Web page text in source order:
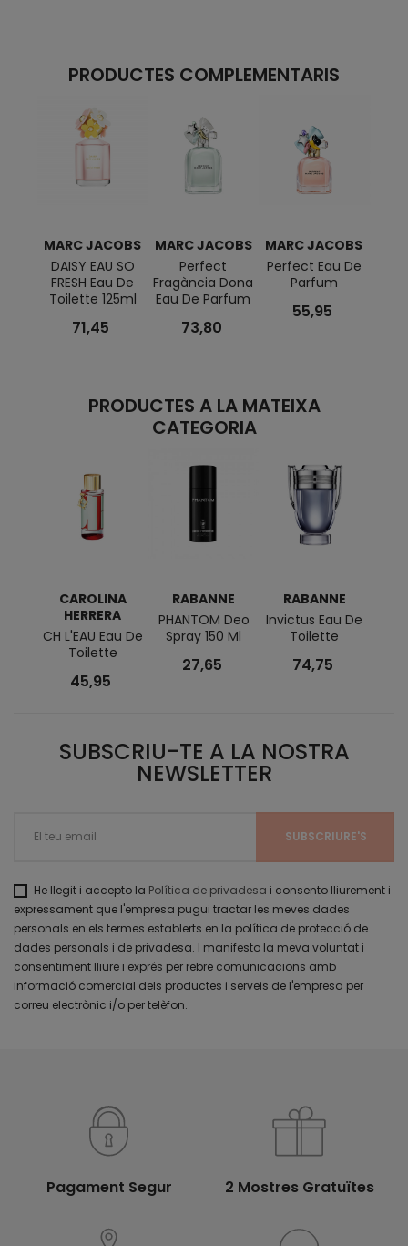
PRODUCTES COMPLEMENTARIS
MARC JACOBS
DAISY EAU SO
FRESH Eau De
Toilette 125ml
71,45
MARC JACOBS
Perfect
Fragància Dona
Eau De Parfum
73,80
MARC JACOBS
Perfect Eau De
Parfum
55,95
PRODUCTES A LA MATEIXA
CATEGORIA
CAROLINA
HERRERA
CH L'EAU Eau De
Toilette
45,95
RABANNE
PHANTOM Deo
Spray 150 Ml
27,65
RABANNE
Invictus Eau De
Toilette
74,75
SUBSCRIU-TE A LA NOSTRA
NEWSLETTER
He llegit i accepto la Política de privadesa i consento lliurement i
expressament que l'empresa pugui tractar les meves dades
personals en els termes establerts en la política de protecció de
dades personals i de privadesa. I manifesto la meva voluntat i
consentiment lliure i exprés per rebre comunicacions amb
informació comercial dels productes i serveis de l'empresa per
correu electrònic i/o per telèfon.
Pagament Segur 2 Mostres Gratuïtes